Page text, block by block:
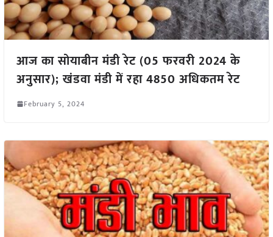
आज का सोयाबीन मंडी रेट (05 फरवरी 2024 के
अनुसार); खंडवा मंडी में रहा 4850 अधिकतम रेट
February 5, 2024